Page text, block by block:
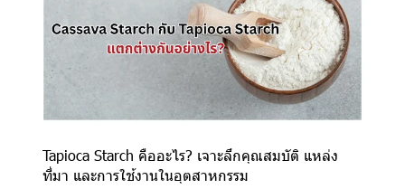
Tapioca Starch คืออะไร? เจาะลึกคุณสมบัติ แหล่ง
ที่มา และการใช้งานในอุตสาหกรรม